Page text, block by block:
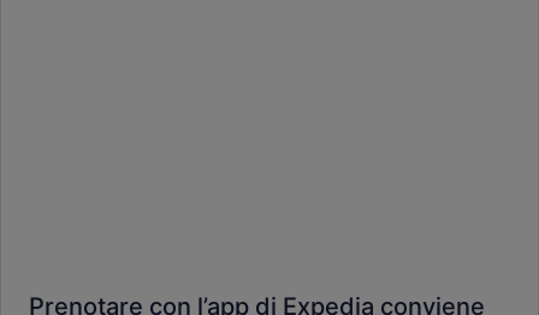
Prenotare con l’app di Expedia conviene